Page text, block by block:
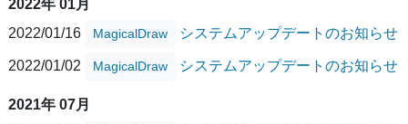
2022年 01月
2022/01/16
MagicalDraw システムアップデートのお知らせ
2022/01/02 MagicalDraw システムアップデートのお知らせ
2021年 07月